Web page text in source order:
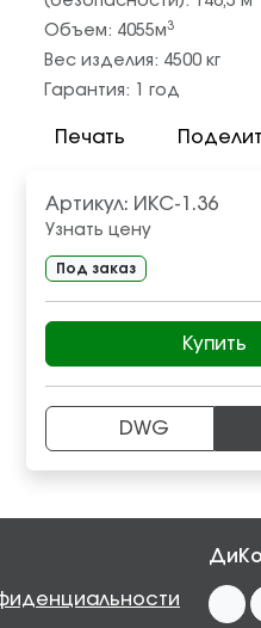
Объем: 4055м3
Вес изделия: 4500 кг
Гарантия:
1 год
Печать
Артикул: ИКС-1.36
Узнать цену
Под заказ
Купить
DWG